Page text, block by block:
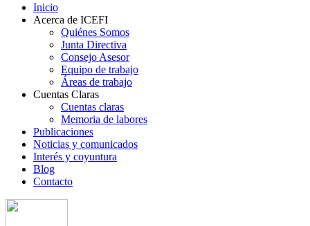
Inicio
Acerca de ICEFI
Quiénes Somos
Junta Directiva
Consejo Asesor
Equipo de trabajo
Áreas de trabajo
Cuentas Claras
Cuentas claras
Memoria de labores
Publicaciones
Noticias y comunicados
Interés y coyuntura
Blog
Contacto